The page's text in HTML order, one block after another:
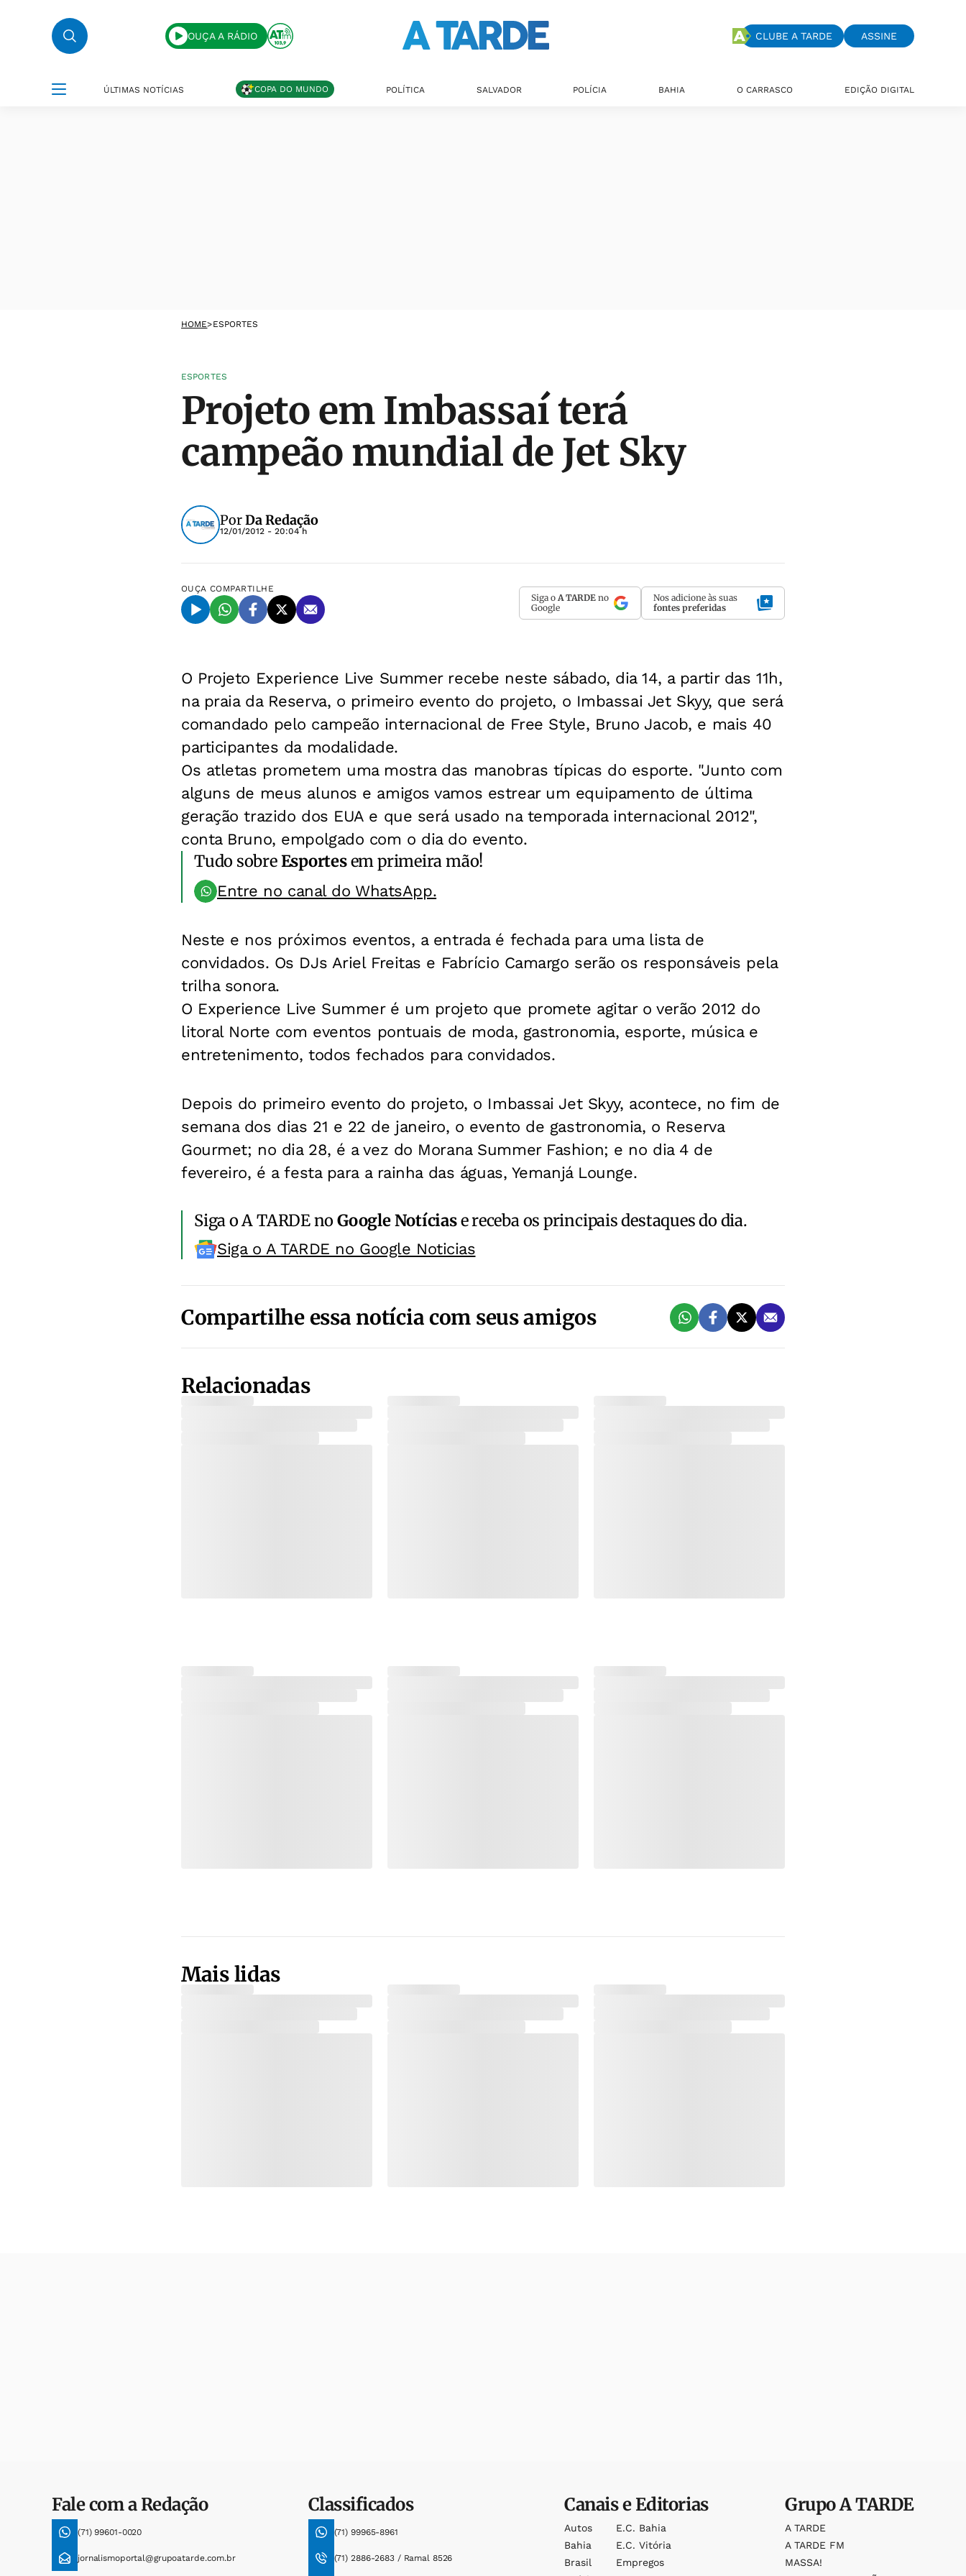
OUÇA A RÁDIO CLUBE A TARDE ASSINE
ÚLTIMAS NOTÍCIAS COPA DO MUNDO POLÍTICA SALVADOR POLÍCIA BAHIA O CARRASCO EDIÇÃO DIGITAL
HOME>ESPORTES
ESPORTES
Projeto em Imbassaí terá
campeão mundial de Jet Sky
PorDa Redação
12/01/2012 - 20:04 h
OUÇA COMPARTILHE
Siga o A TARDE no
Google
Nos adicione às suas
fontes preferidas
O Projeto Experience Live Summer recebe neste sábado, dia 14, a partir das 11h,
na praia da Reserva, o primeiro evento do projeto, o Imbassai Jet Skyy, que será
comandado pelo campeão internacional de Free Style, Bruno Jacob, e mais 40
participantes da modalidade.
Os atletas prometem uma mostra das manobras típicas do esporte. "Junto com
alguns de meus alunos e amigos vamos estrear um equipamento de última
geração trazido dos EUA e que será usado na temporada internacional 2012",
conta Bruno, empolgado com o dia do evento.
Tudo sobreEsportesem primeira mão!
Entre no canal do WhatsApp.
Neste e nos próximos eventos, a entrada é fechada para uma lista de
convidados. Os DJs Ariel Freitas e Fabrício Camargo serão os responsáveis pela
trilha sonora.
O Experience Live Summer é um projeto que promete agitar o verão 2012 do
litoral Norte com eventos pontuais de moda, gastronomia, esporte, música e
entretenimento, todos fechados para convidados.
Depois do primeiro evento do projeto, o Imbassai Jet Skyy, acontece, no fim de
semana dos dias 21 e 22 de janeiro, o evento de gastronomia, o Reserva
Gourmet; no dia 28, é a vez do Morana Summer Fashion; e no dia 4 de
fevereiro, é a festa para a rainha das águas, Yemanjá Lounge.
Siga o A TARDE noGoogle Notíciase receba os principais destaques do dia.
Siga o A TARDE no Google Noticias
Compartilhe essa notícia com seus amigos
Relacionadas
Mais lidas
Fale com a Redação
(71) 99601-0020
jornalismoportal@grupoatarde.com.br
Classificados
(71) 99965-8961
(71) 2886-2683 / Ramal 8526
Canais e Editorias
Autos
Bahia
Brasil
E.c. Bahia
E.c. Vitória
Empregos
GrupoA TARDE
A TARDE
A TARDE FM
MASSA!